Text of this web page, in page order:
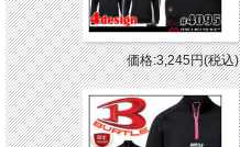
価格:3,245円(税込)